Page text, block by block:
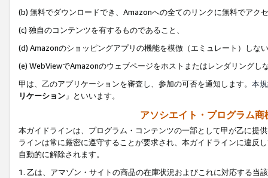
(b) 無料でダウンロードでき、Amazonへの全てのリンクに無料でアク
(c) 独自のコンテンツを有するものであること、
(d) Amazonのショッピングアプリの機能を模倣（エミュレート）しな
(e) WebViewでAmazonのウェブページをホストまたはレンダリングし
甲は、乙のアプリケーションを審査し、参加の可否を通知します。 本
リケーション 」といいます。
アソシエイト・プログラム
本ガイドラインは、プログラム・コンテンツの一部として甲が乙に提
ラインは常に厳密に遵守することが要求され、本ガイドラインに違反
自動的に解除されます。
1. 乙は、アマゾン・サイトの商品の在庫状況およびこれに対応する